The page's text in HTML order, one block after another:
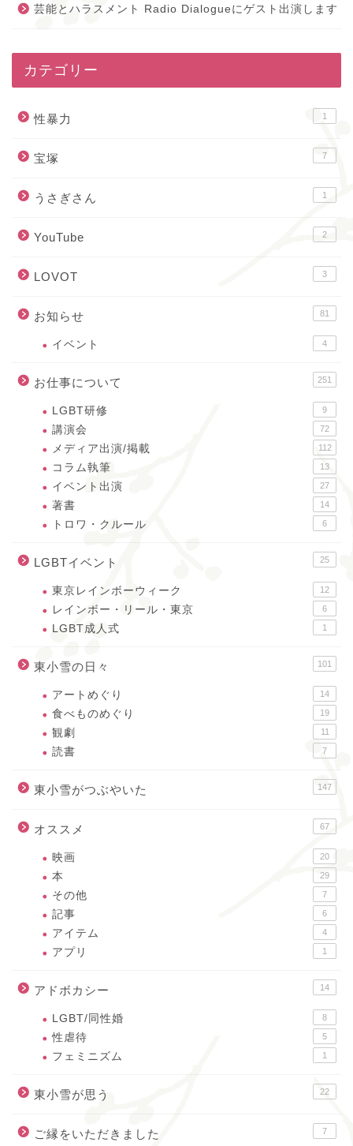
芸能とハラスメント Radio Dialogueにゲスト出演します
カテゴリー
性暴力 1
宝塚 7
うさぎさん 1
YouTube 2
LOVOT 3
お知らせ 81
イベント 4
お仕事について 251
LGBT研修 9
講演会 72
メディア出演/掲載 112
コラム執筆 13
イベント出演 27
著書 14
トロワ・クルール 6
LGBTイベント 25
東京レインボーウィーク 12
レインボー・リール・東京 6
LGBT成人式 1
東小雪の日々 101
アートめぐり 14
食べものめぐり 19
観劇 11
読書 7
東小雪がつぶやいた 147
オススメ 67
映画 20
本 29
その他 7
記事 6
アイテム 4
アプリ 1
アドボカシー 14
LGBT/同性婚 8
性虐待 5
フェミニズム 1
東小雪が思う 22
ご縁をいただきました 7